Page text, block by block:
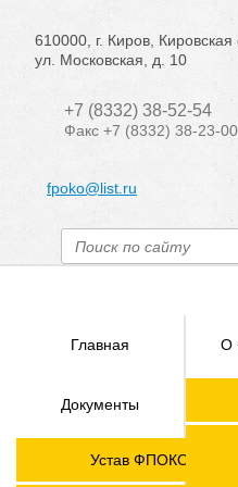
610000, г. Киров, Кировская
ул. Московская, д. 10
+7 (8332) 38-52-54
Факс +7 (8332) 38-23-00
fpoko@list.ru
Главная О
Документы
Устав ФПОКО с
Членские